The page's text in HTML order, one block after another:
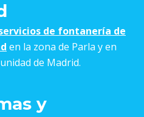
de fontanería de
en la zona de Parla y en
de Madrid.
y